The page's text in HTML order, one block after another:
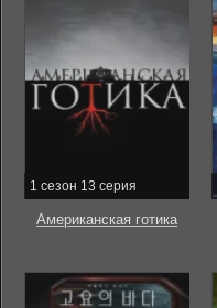
1 сезон 13 серия
Американская готика